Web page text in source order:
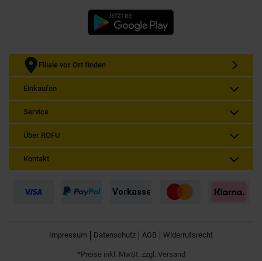
Filiale vor Ort finden
Einkaufen
Service
Über ROFU
Kontakt
Impressum Datenschutz AGB Widerrufsrecht
*Preise inkl. MwSt. zzgl. Versand